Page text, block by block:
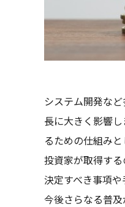
システム開発な
長に大きく影響
るための仕組み
投資家が取得す
決定すべき事項
今後さらなる普